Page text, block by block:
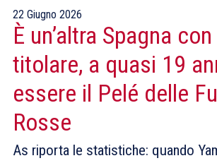
22 Giugno 2026
È un’altra Spagna
titolare, a quasi 19
essere il Pelé delle
Rosse
As riporta le statistiche: quando